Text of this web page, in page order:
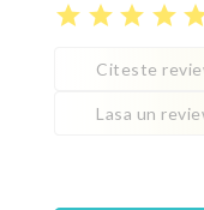
star star star star
Citeste
Lasa un